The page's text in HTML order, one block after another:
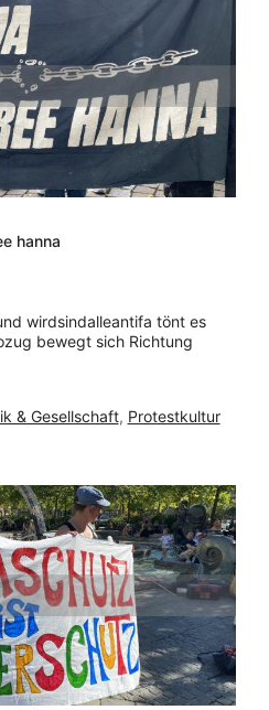
hanna
wirdsindalleantifa tönt es
bewegt sich Richtung
& Gesellschaft, Protestkultur